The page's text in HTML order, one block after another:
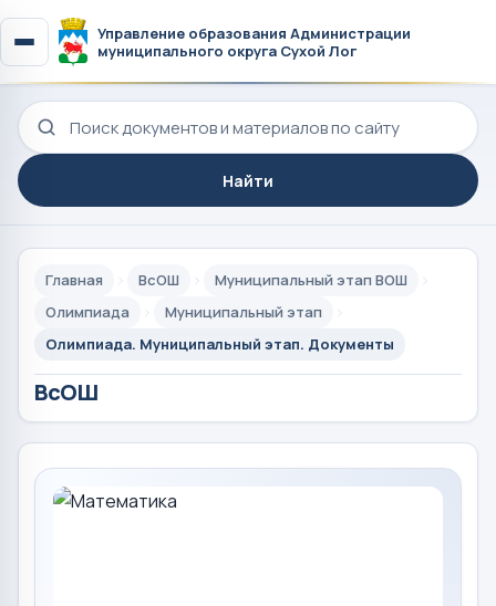
Управление образования Администрации
муниципального округа Сухой Лог
Поиск по сайту
Найти
Главная ВсОШ
Муниципальный этап ВОШ
Олимпиада
Муниципальный этап
Олимпиада. Муниципальный этап. Документы
ВсОШ